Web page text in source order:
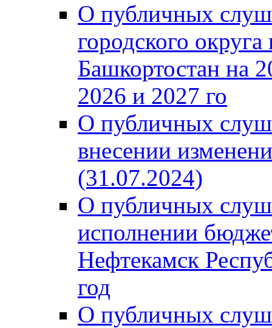
О публичных
городского
Башкортостан на
2026 и 2027 го
О публичных
внесении
(31.07.2024)
О публичных
исполнении
Нефтекамск
год
О публичных